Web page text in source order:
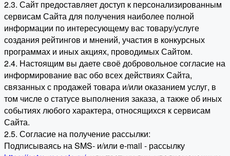
2.3. Сайт предоставляет доступ к персонализированным
сервисам Сайта для получения наиболее полной
информации по интересующему вас товару/услуге
создания рейтингов и мнений, участия в конкурсных
программах и иных акциях, проводимых Сайтом.
2.4. Настоящим вы даете своё добровольное согласие на
информирование вас обо всех действиях Сайта,
связанных с продажей товара и/или оказанием услуг, в
том числе о статусе выполнения заказа, а также об иных
событиях любого характера, относящихся к сервисам
Сайта.
2.5. Согласие на получение рассылки:
Подписываясь на SMS- и/или e-mail - рассылку